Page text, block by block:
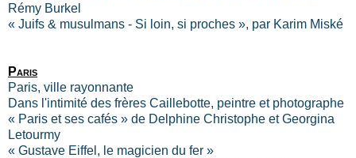
Rémy Burkel
« Juifs & musulmans - Si loin, si proches », par Karim Miské
Paris
Paris, ville rayonnante
Dans l'intimité des frères Caillebotte, peintre et photographe
« Paris et ses cafés » de Delphine Christophe et Georgina
Letourmy
« Gustave Eiffel, le magicien du fer »